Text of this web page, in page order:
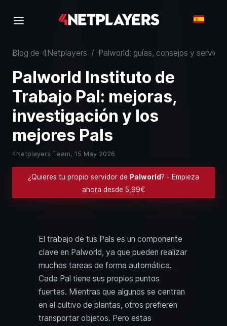
Blog de 4Netplayers / Palworld: guías, consejos y
Palworld Instituto de
Trabajo Pal: mejoras,
investigación y los
mejores Pals
4Netplayers Team, 15 May 2026
¿Quieres tu propio servidor de Palworld? - Empieza
ahora desde 5,99€
El trabajo de tus Pals es un componente
clave en Palworld, ya que pueden realizar
muchas tareas de forma automática.
Cada Pal tiene sus propios puntos
fuertes. Mientras que algunos se centran
en el cultivo de plantas, otros prefieren
transportar objetos. Pero estas